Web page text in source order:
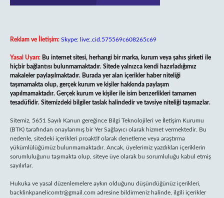
Reklam ve İletişim: Skype: live:.cid.575569c608265c69
Yasal Uyarı: Bu internet sitesi, herhangi bir marka, kurum veya şahıs şirketi ile
hiçbir bağlantısı bulunmamaktadır. Sitede yalnızca kendi hazırladığımız
makaleler paylaşılmaktadır. Burada yer alan içerikler haber niteliği
taşımamakta olup, gerçek kurum ve kişiler hakkında paylaşım
yapılmamaktadır. Gerçek kurum ve kişiler ile isim benzerlikleri tamamen
tesadüfidir. Sitemizdeki bilgiler taslak halindedir ve tavsiye niteliği taşımazlar.
Sitemiz, 5651 Sayılı Kanun gereğince Bilgi Teknolojileri ve İletişim Kurumu
(BTK) tarafından onaylanmış bir Yer Sağlayıcı olarak hizmet vermektedir. Bu
nedenle, sitedeki içerikleri proaktif olarak denetleme veya araştırma
yükümlülüğümüz bulunmamaktadır. Ancak, üyelerimiz yazdıkları içeriklerin
sorumluluğunu taşımakta olup, siteye üye olarak bu sorumluluğu kabul etmiş
sayılırlar.
Hukuka ve yasal düzenlemelere aykırı olduğunu düşündüğünüz içerikleri,
backlinkpanelicomtr@gmail.com adresine bildirmeniz halinde, ilgili içerikler